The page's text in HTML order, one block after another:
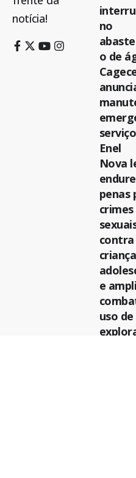
notícia!
no
o de
Enel
Nova
penas
crimes
contra
e
uso de